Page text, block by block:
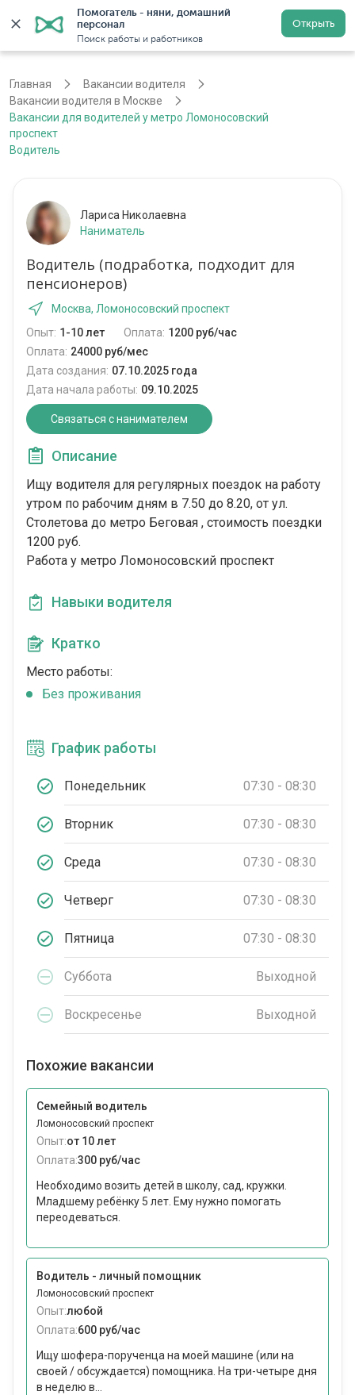
Помогатель - няни, домашний
персонал
Поиск работы и работников
Открыть
Регистрация
Главная
Вакансии водителя
Вакансии водителя в Москве
Вакансии для водителей у метро Ломоносовский
проспект
Водитель
Лариса Николаевна
Наниматель
Водитель (подработка, подходит для
пенсионеров)
Москва, Ломоносовский проспект
Опыт: 1-10 лет Оплата: 1200 руб/час
Оплата: 24000 руб/мес
Дата создания: 07.10.2025 года
Дата начала работы: 09.10.2025
Связаться с нанимателем
Описание
Ищу водителя для регулярных поездок на работу
утром по рабочим дням в 7.50 до 8.20, от ул.
Столетова до метро Беговая , стоимость поездки
1200 руб.
Работа у метро Ломоносовский проспект
Навыки водителя
Кратко
Место работы:
Без проживания
График работы
Понедельник 07:30 - 08:30
Вторник 07:30 - 08:30
Среда 07:30 - 08:30
Четверг 07:30 - 08:30
Пятница 07:30 - 08:30
Суббота Выходной
Воскресенье Выходной
Похожие вакансии
Семейный водитель
Ломоносовский проспект
Опыт:от 10 лет
Оплата:300 руб/час
Необходимо возить детей в школу, сад, кружки.
Младшему ребёнку 5 лет. Ему нужно помогать
переодеваться.
Водитель - личный помощник
Ломоносовский проспект
Опыт:любой
Оплата:600 руб/час
Ищу шофера-порученца на моей машине (или на
своей / обсуждается) помощника. На три-четыре дня
в неделю в...